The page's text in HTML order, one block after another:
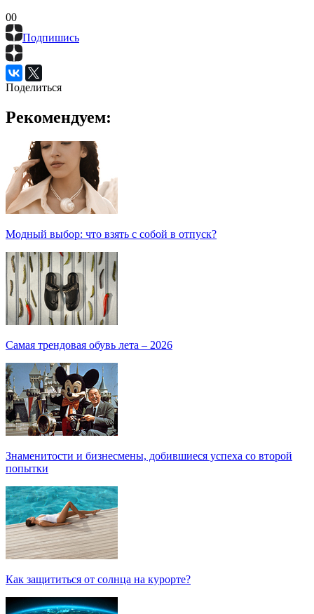
00
Подпишись
Поделиться
Рекомендуем:
Модный выбор: что взять с собой в отпуск?
Самая трендовая обувь лета – 2026
Знаменитости и бизнесмены, добившиеся успеха со второй
попытки
Как защититься от солнца на курорте?